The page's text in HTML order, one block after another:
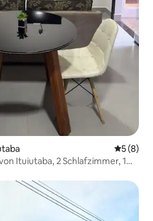
5 (8)
Ituiutaba, 2 Schlafzimmer, 1